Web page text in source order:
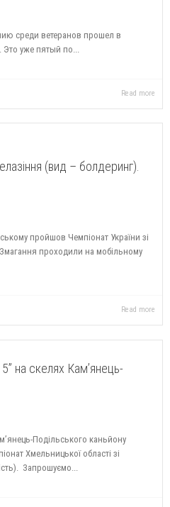
среди ветеранов прошел в
уже пятый по...
Read more
(вид – болдеринг).
пройшов Чемпіонат України зі
проходили на мобільному
Read more
на скелях Кам’янець-
Подільського каньйону
Хмельницької області зі
Запрошуємо...